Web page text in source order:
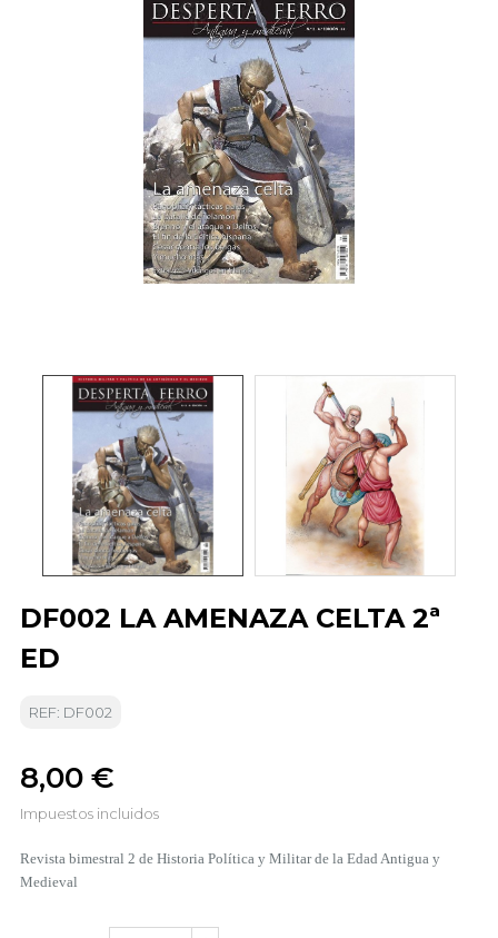
DF002 LA AMENAZA CELTA 2ª
ED
REF: DF002
8,00 €
Impuestos incluidos
Revista bimestral 2 de Historia Política y Militar de la Edad Antigua y
Medieval